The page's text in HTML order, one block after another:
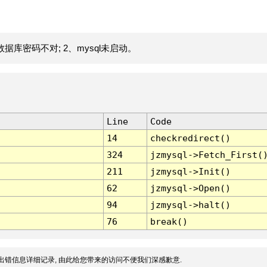
库密码不对; 2、mysql未启动。
Line
Code
14
checkredirect()
324
jzmysql-
211
jzmysql->Init()
62
jzmysql->Open()
94
jzmysql->halt()
76
break()
错信息详细记录, 由此给您带来的访问不便我们深感歉意.